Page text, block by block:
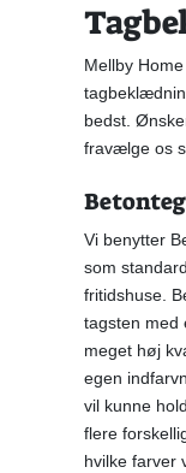
Mellby
bedst.
fravælge os
Vi benytter
som
fritidshuse.
tagsten med
meget høj
egen
vil kunne
flere
hvilke farver